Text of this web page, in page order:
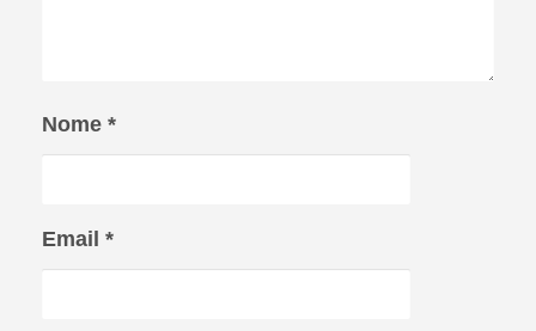
Nome *
Email *